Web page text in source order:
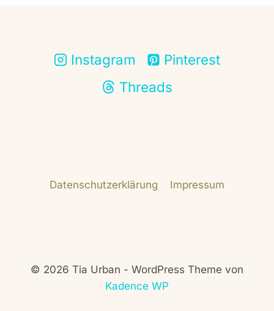
Instagram
Pinterest
Threads
Datenschutzerklärung Impressum
© 2026 Tia Urban - WordPress Theme von
Kadence WP